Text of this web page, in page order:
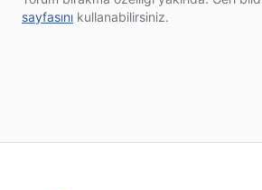
sayfasını kullanabilirsiniz.